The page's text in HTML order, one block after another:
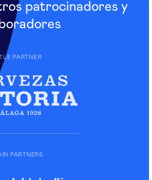
patrocinadores y
PARTNER
PARTNERS